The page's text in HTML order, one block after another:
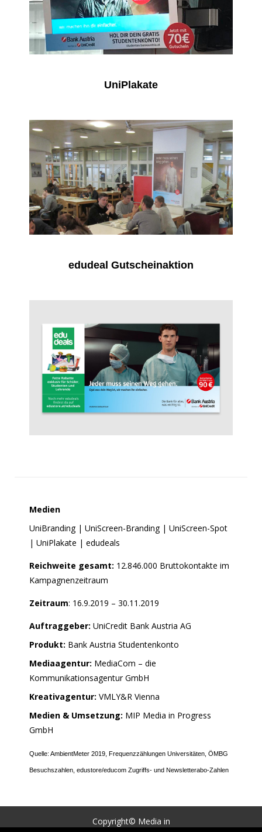
UniPlakate
edudeal Gutscheinaktion
Medien
UniBranding | UniScreen-Branding | UniScreen-Spot
| UniPlakate | edudeals
Reichweite gesamt: 12.846.000 Bruttokontakte im
Kampagnenzeitraum
Zeitraum: 16.9.2019 – 30.11.2019
Auftraggeber: UniCredit Bank Austria AG
Produkt: Bank Austria Studentenkonto
Mediaagentur: MediaCom – die
Kommunikationsagentur GmbH
Kreativagentur: VMLY&R Vienna
Medien & Umsetzung: MIP Media in Progress
GmbH
Quelle: AmbientMeter 2019, Frequenzzählungen Universitäten, ÖMBG
Besuchszahlen, edustore/educom Zugriffs- und Newsletterabo-Zahlen
Copyright© Media in